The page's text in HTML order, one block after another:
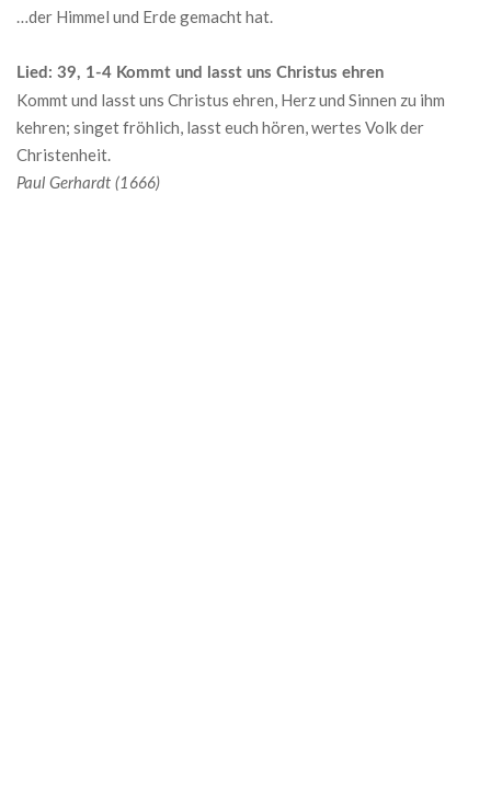
…der Himmel und Erde gemacht hat.
Lied: 39, 1-4 Kommt und lasst uns Christus ehren
Kommt und lasst uns Christus ehren, Herz und Sinnen zu ihm
kehren; singet fröhlich, lasst euch hören, wertes Volk der
Christenheit.
Paul Gerhardt (1666)